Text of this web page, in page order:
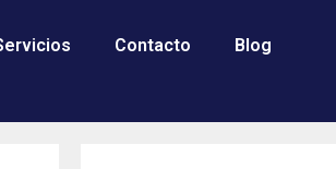
Contacto Blog